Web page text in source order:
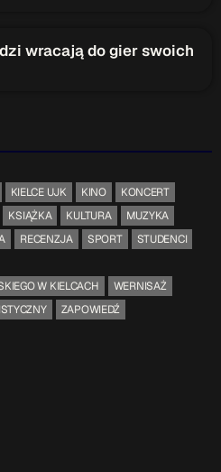
wracają do gier swoich
KIELCE UJK KINO
KONCERT
KSIĄŻKA KULTURA
MUZYKA
RECENZJA SPORT
STUDENCI
W KIELCACH
WERNISAŻ
ZAPOWIEDŹ